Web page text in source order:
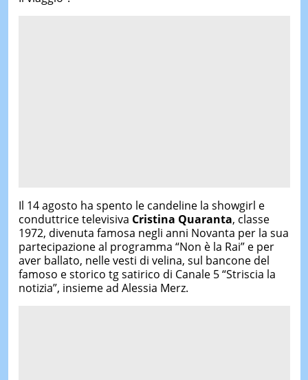
Il 14 agosto ha spento le candeline la showgirl e
conduttrice televisiva Cristina Quaranta, classe
1972, divenuta famosa negli anni Novanta per la sua
partecipazione al programma “Non è la Rai” e per
aver ballato, nelle vesti di velina, sul bancone del
famoso e storico tg satirico di Canale 5 “Striscia la
notizia”, insieme ad Alessia Merz.